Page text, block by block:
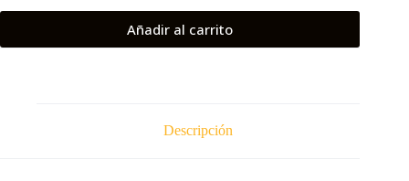
Añadir al carrito
Descripción